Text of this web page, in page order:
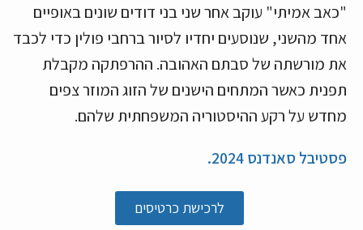
"כאב אמיתי" עוקב אחר שני בני דודים שונים באופיים
אחד מהשני, שנוסעים יחדיו לסיור ברחבי פולין כדי לכבד
את מורשתה של סבתם האהובה. ההרפתקה מקבלת
תפנית כאשר המתחים הישנים של הזוג המוזר צפים
מחדש על רקע ההיסטוריה המשפחתית שלהם.
פסטיבל סאנדנס 2024.
לרכישת כרטיסים